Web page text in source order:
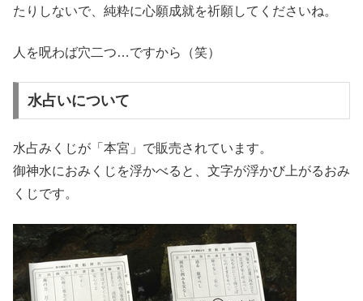
たりしないで、純粋に心願成就を祈願してくださいね。
人を呪わば穴二つ…ですから（笑）
水占いについて
水占みくじが「本宮」で販売されています。
御神水におみくじを浮かべると、文字が浮かび上がるおみ
くじです。